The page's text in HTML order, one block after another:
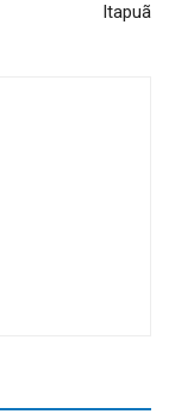
Itapuã